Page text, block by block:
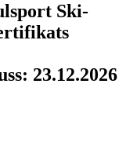
Ski-
23.12.2026